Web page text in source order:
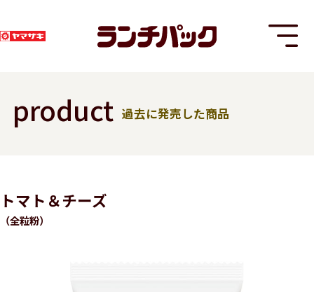
product 過去に発売した商品
トマト＆チーズ
（全粒粉）